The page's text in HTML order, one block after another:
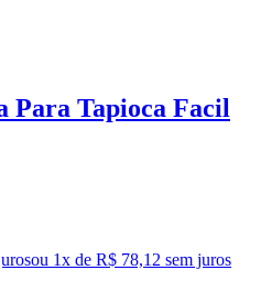
Para Tapioca Facil
ou 1x de R$ 78,12 sem juros